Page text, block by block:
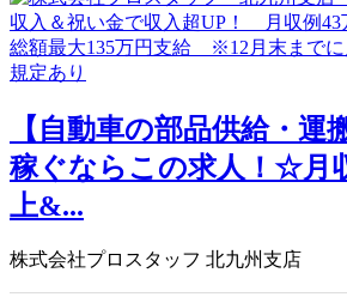
【自動車の部品供給・運
稼ぐならこの求人！☆月
上&...
株式会社プロスタッフ 北九州支店